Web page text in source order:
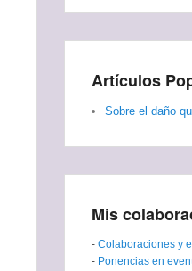
Artículos
Sobre el daño
Mis
- Colaboraciones y
- Ponencias en